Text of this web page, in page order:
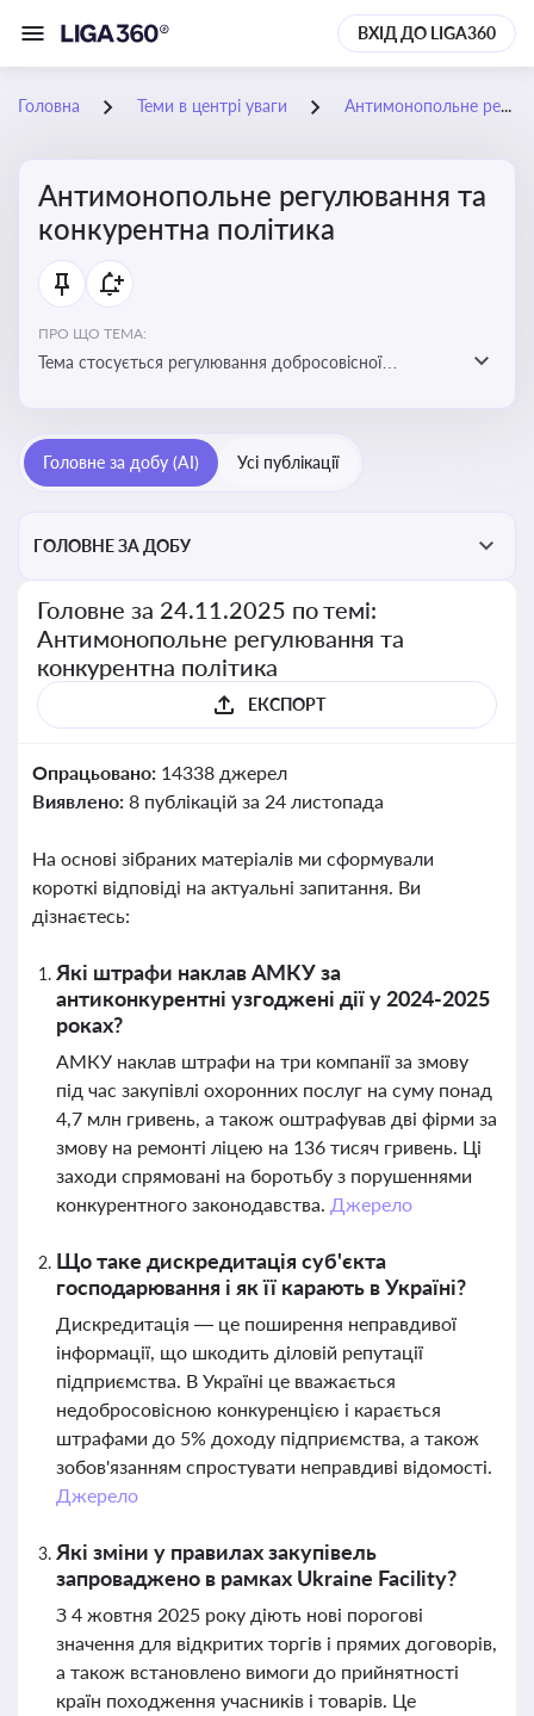
ВХІД ДО LIGA360
Головна Теми в центрі уваги Антимонопольне регулювання та конкурентна політика
Антимонопольне регулювання та
конкурентна політика
ПРО ЩО ТЕМА:
Тема стосується регулювання добросовісної
забезпечення рівних умов для суб’єктів
господарювання
Головне за добу (AI) Усі публікації
ГОЛОВНЕ ЗА ДОБУ
Головне за 24.11.2025 по темі:
Антимонопольне регулювання та
конкурентна політика
ЕКСПОРТ
Опрацьовано: 14338 джерел
Виявлено: 8 публікацій за 24 листопада
На основі зібраних матеріалів ми сформували
короткі відповіді на актуальні запитання. Ви
дізнаєтесь:
Які штрафи наклав АМКУ за
антиконкурентні узгоджені дії у 2024-2025
роках?
АМКУ наклав штрафи на три компанії за змову
під час закупівлі охоронних послуг на суму понад
4,7 млн гривень, а також оштрафував дві фірми за
змову на ремонті ліцею на 136 тисяч гривень. Ці
заходи спрямовані на боротьбу з порушеннями
конкурентного законодавства. Джерело
Що таке дискредитація суб'єкта
господарювання і як її карають в Україні?
Дискредитація — це поширення неправдивої
інформації, що шкодить діловій репутації
підприємства. В Україні це вважається
недобросовісною конкуренцією і карається
штрафами до 5% доходу підприємства, а також
зобов'язанням спростувати неправдиві відомості.
Джерело
Які зміни у правилах закупівель
запроваджено в рамках Ukraine Facility?
З 4 жовтня 2025 року діють нові порогові
значення для відкритих торгів і прямих договорів,
а також встановлено вимоги до прийнятності
країн походження учасників і товарів. Це